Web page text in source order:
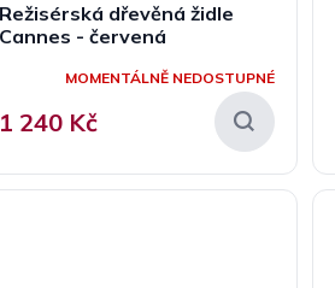
Režisérská dřevěná židle
Cannes - červená
MOMENTÁLNĚ NEDOSTUPNÉ
1 240 Kč